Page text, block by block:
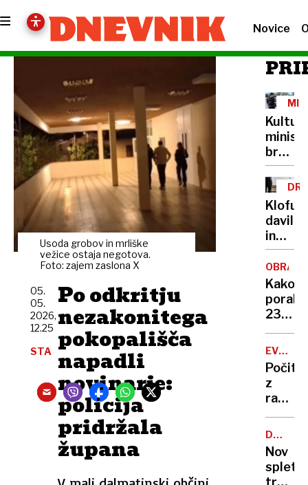
Novice
Usoda grobov in mrliške
vežice ostaja negotova.
Foto: zajem zaslona X
Po odkritju
nezakonitega
pokopališča
napadli
novinarje:
policija
pridržala
župana
05.
05.
2026,
12.25
STA
brez
Cigler
Kralj
za
avto
davil
in
grozil
z
nožem,
v
zapor
bo
treba
Kako
236
v
štirih
EVROPA
GORI
z
na
požar:
poletni
požari
Nov
spletni
trend